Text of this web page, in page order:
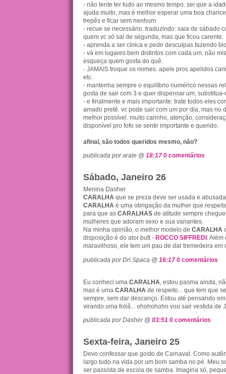
- não tente ter tudo ao mesmo tempo. sei que a
ajuda muito, mas é melhor esperar uma boa
trepês e ficar sem nenhum.
- recue se necessário. traduzindo: saia de sábado
quem vc só sai de segunda, mas que ficou carente.
- aprenda a ser cínica e pedir desculpas fazendo
- vá em lugares bem distintos com cada um. não
esqueça quem gosta do quê.
- JAMAIS troque os nomes. apele pros apelidos
etc.
- mantenha sempre o equilíbrio numérico nessas
gosta de sair com 3 e quer dispensar um, substitua-
- e finalmente e mais importante: trate todos eles
amado pretê. vc pode sair com um por dia, mas no
melhor possível. muito carinho, atenção,
disponível pro fofo se sentir importante e querido.
afinal, são todos queridos mesmo, não?
publicada por arale @ 18:17 0 comentários
Sábado, Janeiro 26
Menina Dasher
CARALHA que se preza deve ser usada e
CARALHA é uma obrigação da mulher que
para que as CARALHAS de atitude sempre
mulheres que adoram sexo e sua variantes.
Na minha opinião, o melhor modelo de CARALHA
disposição é do ator butt - ROCCO SIFFREDI
.
maravilhoso, ele tem um pau de dar tremedeira em
publicada por Dri Spaca @ 16:17 0 comentários
Eu conheci uma CARALHA , estou pasma ainda,
mas é uma CARALHA de respeito... que tem que
sempre, sem dar descanço. Estou até pensando
virando uma foliã... ohohohoho vou sair vestida de
publicada por Dasher @ 03:51 0 comentários
Sexta-feira, Janeiro 25
Devo confessar que gosto de Carnaval. Como
largo tudo na vida por um bom samba no pé. Meu
ser passista de escola de samba. Imagina só,